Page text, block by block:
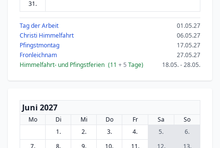
31.
Tag der Arbeit
01.05.27
Christi Himmelfahrt
06.05.27
Pfingstmontag
17.05.27
Fronleichnam
27.05.27
Himmelfahrt- und Pfingstferien (11 + 5 Tage) 18.05. - 28.05.
Juni 2027
Mo Di Mi Do Fr Sa
So
1.
2. 3. 4. 5.
6.
7.
8. 9. 10. 11. 12.
13.